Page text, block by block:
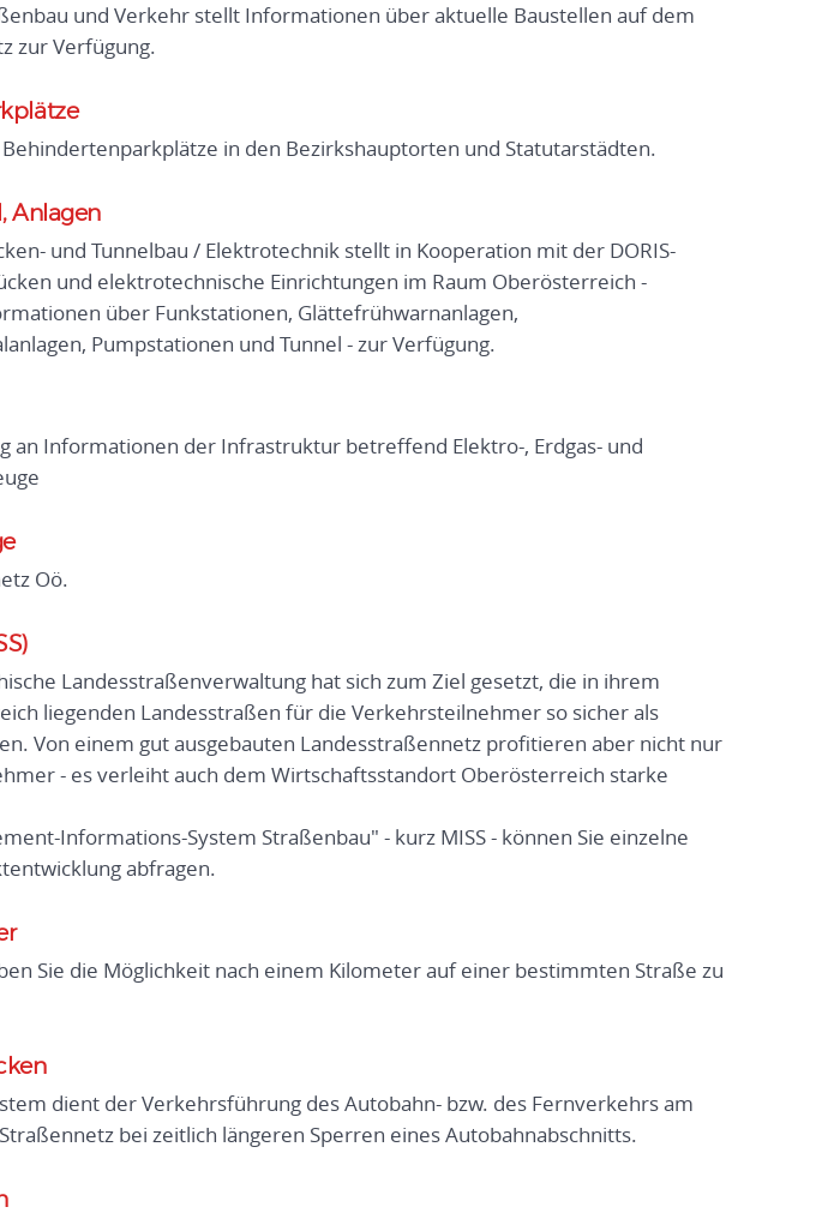
und Verkehr stellt Informationen über aktuelle Baustellen auf dem
zur Verfügung.
in den Bezirkshauptorten und Statutarstädten.
Anlagen
und Tunnelbau / Elektrotechnik stellt in Kooperation mit der DORIS-
und elektrotechnische Einrichtungen im Raum Oberösterreich -
über Funkstationen, Glättefrühwarnanlagen,
Pumpstationen und Tunnel - zur Verfügung.
an Informationen der Infrastruktur betreffend Elektro-, Erdgas- und
Oö.
Landesstraßenverwaltung hat sich zum Ziel gesetzt, die in ihrem
liegenden Landesstraßen für die Verkehrsteilnehmer so sicher als
Von einem gut ausgebauten Landesstraßennetz profitieren aber nicht nur
- es verleiht auch dem Wirtschaftsstandort Oberösterreich starke
Informations-System Straßenbau" - kurz MISS - können Sie einzelne
abfragen.
Sie die Möglichkeit nach einem Kilometer auf einer bestimmten Straße zu
dient der Verkehrsführung des Autobahn- bzw. des Fernverkehrs am
bei zeitlich längeren Sperren eines Autobahnabschnitts.